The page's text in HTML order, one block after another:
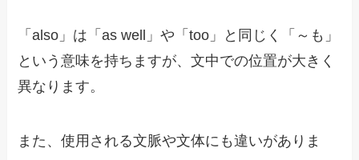
「also」は「as well」や「too」と同じく「～も」
という意味を持ちますが、文中での位置が大きく
異なります。
また、使用される文脈や文体にも違いがありま